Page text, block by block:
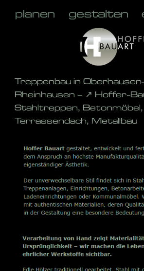
Treppenbau in
Rheinhausen – ↗️ Hoffer-
Stahltreppen, Betonmöbel,
Terrassendach, Metallbau